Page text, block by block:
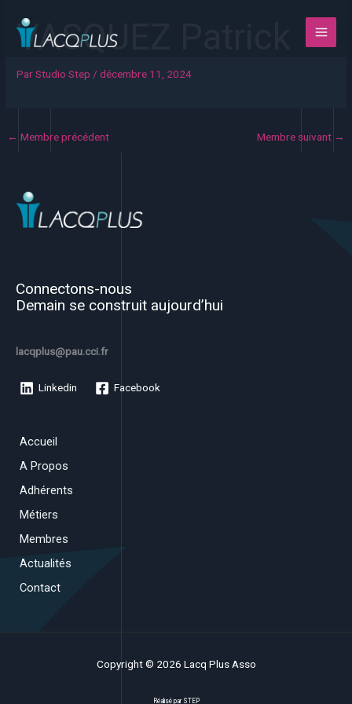
contenuVASQUEZ Patrick
ParStudio Step /décembre 11, 2024
← Membre précédent Membre suivant →
Connectons-nous
Demain se construit aujourd’hui
lacqplus@pau.cci.fr
Linkedin Facebook
Accueil
A Propos
Adhérents
Métiers
Membres
Actualités
Contact
Copyright © 2026 Lacq Plus Asso
Réalisé par STEP